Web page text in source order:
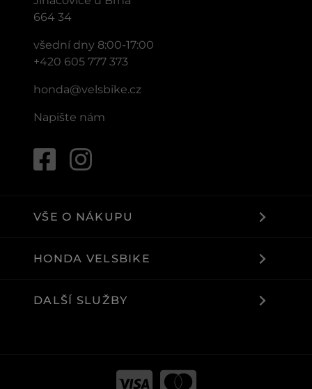
664 34
všední dny 8:00-17:00
+420 605 777 373
honda@velsbike.cz
Napište nám
VŠE O NÁKUPU
HONDA VELSBIKE
DALŠÍ SLUŽBY